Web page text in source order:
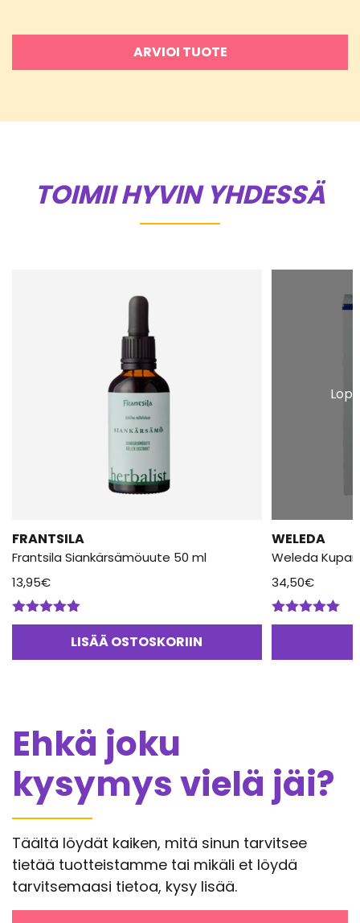
ARVIOI TUOTE
TOIMII HYVIN YHDESSÄ
FRANTSILA
Frantsila Siankärsämöuute 50 ml
13,95€
Arvostelu
LISÄÄ OSTOSKORIIN
WELEDA
Weleda
34,50€
Arvostelu
Ehkä joku
kysymys vielä jäi?
Täältä löydät kaiken, mitä sinun tarvitsee
tietää tuotteistamme tai mikäli et löydä
tarvitsemaasi tietoa, kysy lisää.